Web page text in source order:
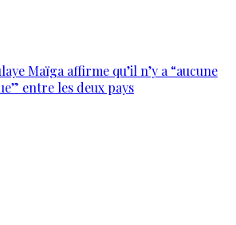
Maïga affirme qu’il n’y a “aucune
entre les deux pays